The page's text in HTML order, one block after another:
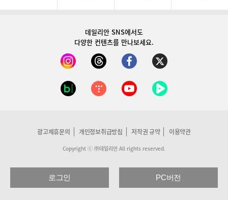
데일리안 SNS에서도
다양한 컨텐츠를 만나보세요.
광고제휴문의 개인정보취급방침 저작권 규약 이용약관
Copyright ⓒ ㈜데일리안 All rights reserved.
로그인 PC버전